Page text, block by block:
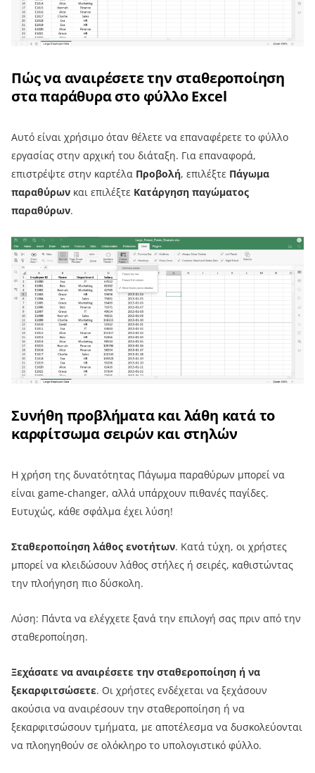
Πώς να αναιρέσετε την σταθεροποίηση
στα παράθυρα στο φύλλο Excel
Αυτό είναι χρήσιμο όταν θέλετε να επαναφέρετε το φύλλο
εργασίας στην αρχική του διάταξη. Για επαναφορά,
επιστρέψτε στην καρτέλα Προβολή, επιλέξτε Πάγωμα
παραθύρων και επιλέξτε Κατάργηση παγώματος
παραθύρων.
Συνήθη προβλήματα και λάθη κατά το
καρφίτσωμα σειρών και στηλών
Η χρήση της δυνατότητας Πάγωμα παραθύρων μπορεί να
είναι game-changer, αλλά υπάρχουν πιθανές παγίδες.
Ευτυχώς, κάθε σφάλμα έχει λύση!
Σταθεροποίηση λάθος ενοτήτων. Κατά τύχη, οι χρήστες
μπορεί να κλειδώσουν λάθος στήλες ή σειρές, καθιστώντας
την πλοήγηση πιο δύσκολη.
Λύση: Πάντα να ελέγχετε ξανά την επιλογή σας πριν από την
σταθεροποίηση.
Ξεχάσατε να αναιρέσετε την σταθεροποίηση ή να
ξεκαρφιτσώσετε. Οι χρήστες ενδέχεται να ξεχάσουν
ακούσια να αναιρέσουν την σταθεροποίηση ή να
ξεκαρφιτσώσουν τμήματα, με αποτέλεσμα να δυσκολεύονται
να πλοηγηθούν σε ολόκληρο το υπολογιστικό φύλλο.